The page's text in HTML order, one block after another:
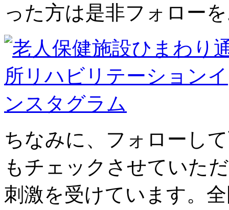
った方は是非フォロー
ちなみに、フォローし
もチェックさせていた
刺激を受けています。